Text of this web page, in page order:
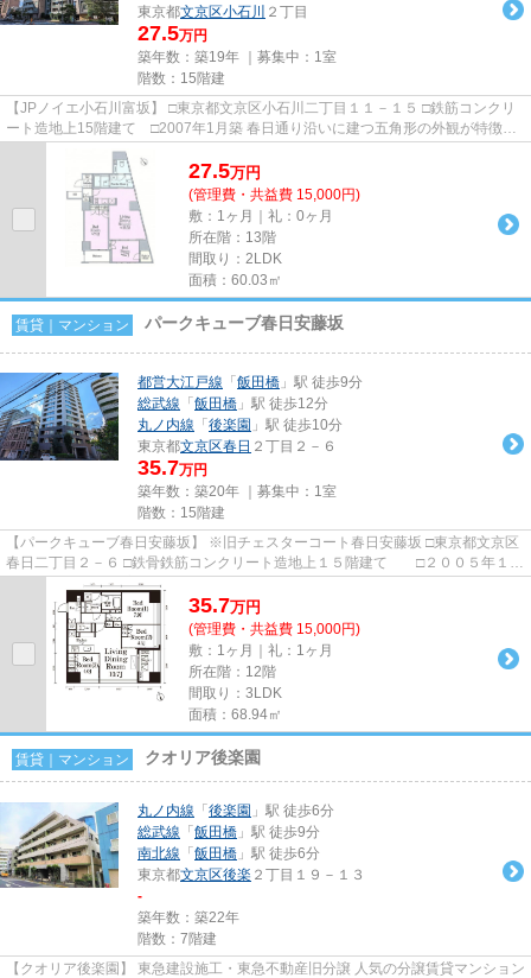
東京都文京区小石川 ２丁目
27.5万円
築年数：築19年 ｜募集中： 1室
階数：15階建
【JPノイエ小石川富坂】 □東京都文京区小石川二丁目１１－１５ □鉄筋コンクリ
ート造地上15階建て □2007年1月築 春日通り沿いに建つ五角形の外観が特徴的
な賃貸マンションのご紹介...
27.5万円
(管理費・共益費 15,000円)
敷：1ヶ月｜礼：0ヶ月
所在階：13階
間取り：2LDK
面積：60.03㎡
賃貸｜マンション パークキューブ春日安藤坂
都営大江戸線 「 飯田橋 」駅 徒歩9分
総武線 「 飯田橋 」駅 徒歩12分
丸ノ内線 「 後楽園 」駅 徒歩10分
東京都文京区春日 ２丁目２－６
35.7万円
築年数：築20年 ｜募集中： 1室
階数：15階建
【パークキューブ春日安藤坂】 ※旧チェスターコート春日安藤坂 □東京都文京区
春日二丁目２－６ □鉄骨鉄筋コンクリート造地上１５階建て □２００５年１０
月築 春日二丁目の高台に...
35.7万円
(管理費・共益費 15,000円)
敷：1ヶ月｜礼：1ヶ月
所在階：12階
間取り：3LDK
面積：68.94㎡
賃貸｜マンション クオリア後楽園
丸ノ内線 「 後楽園 」駅 徒歩6分
総武線 「 飯田橋 」駅 徒歩9分
南北線 「 飯田橋 」駅 徒歩6分
東京都文京区後楽 ２丁目１９－１３
-
築年数：築22年
階数：7階建
【クオリア後楽園】 東急建設施工・東急不動産旧分譲 人気の分譲賃貸マンション